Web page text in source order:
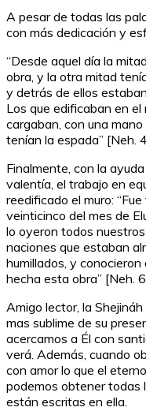
A pesar de todas las
con más dedicación y
“Desde aquel día la
obra, y la otra mitad
y detrás de ellos
Los que edificaban en el
cargaban, con una
tenían la espada” [Neh.
Finalmente, con la
valentía, el trabajo en
reedificado el muro:
veinticinco del mes de
lo oyeron todos
naciones que estaban
humillados, y
hecha esta obra” [Neh.
Amigo lector, la
mas sublime de su
acercamos a Él con
verá. Además, cuando
con amor lo que el
podemos obtener todas
están escritas en ella.